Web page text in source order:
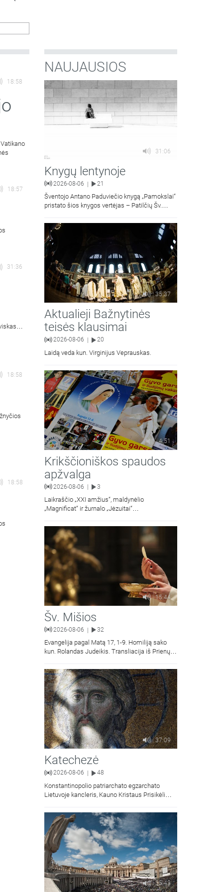
18:58
18:57
31:36
18:58
18:58
NAUJAUSIOS
31:06
Knygų lentynoje
2026-08-06 | 21
Šventojo Antano Paduviečio knygą „Pamokslai“
pristato šios knygos vertėjas – Patilčių Šv.
moralinės teologijos dr. Algirdas Petras
35:37
Aktualieji Bažnytinės
teisės klausimai
2026-08-06 20
Laidą veda kun. Virginijus Veprauskas.
4:51
Krikščioniškos spaudos
apžvalga
2026-08-06 3
Laikraščio „XXI amžius“, maldynėlio
„Magnificat“ ir žurnalo „Jėzuitai“
15:44
Šv. Mišios
2026-08-06 | 32
Evangelija pagal Matą 17, 1-9. Homiliją sako
kun. Rolandas Judeikis. Transliacija iš Prienų
37:09
Katechezė
2026-08-06 48
Konstantinopolio patriarchato egzarchato
Lietuvoje kancleris, Kauno Kristaus Prisikėlimo
kunigas Vitalijus Mockus pasakoja apie
Kristaus Atsimainymo šventę.
35:43